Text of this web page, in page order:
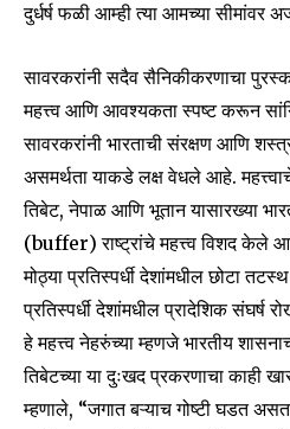
दुर्धर्ष फळी आम्ही त्या आमच्या सीमांवर
सावरकरांनी सदैव सैनिकीकरणाचा
महत्त्व आणि आवश्यकता स्पष्ट करून
सावरकरांनी भारताची संरक्षण आणि
असमर्थता याकडे लक्ष वेधले आहे.
तिबेट, नेपाळ आणि भूतान यासारख्या
(buffer) राष्ट्रांचे महत्त्व विशद केले
मोठ्या प्रतिस्पर्धी देशांमधील छोटा
प्रतिस्पर्धी देशांमधील प्रादेशिक संघर्ष
हे महत्त्व नेहरुंच्या म्हणजे भारतीय
तिबेटच्या या दुःखद प्रकरणाचा काही
म्हणाले, “जगात बऱ्याच गोष्टी घडत